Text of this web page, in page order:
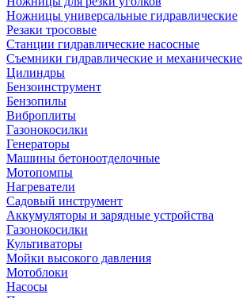
Ножницы универсальные гидравлические
Резаки тросовые
Станции гидравлические насосные
Съемники гидравлические и механические
Цилиндры
Бензоинструмент
Бензопилы
Виброплиты
Газонокосилки
Генераторы
Машины бетоноотделочные
Мотопомпы
Нагреватели
Садовый инструмент
Аккумуляторы и зарядные устройства
Газонокосилки
Культиваторы
Мойки высокого давления
Мотоблоки
Насосы